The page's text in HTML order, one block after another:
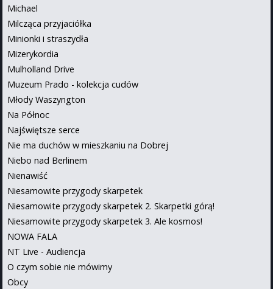
Michael
Milcząca przyjaciółka
Minionki i straszydła
Mizerykordia
Mulholland Drive
Muzeum Prado - kolekcja cudów
Młody Waszyngton
Na Północ
Najświętsze serce
Nie ma duchów w mieszkaniu na Dobrej
Niebo nad Berlinem
Nienawiść
Niesamowite przygody skarpetek
Niesamowite przygody skarpetek 2. Skarpetki górą!
Niesamowite przygody skarpetek 3. Ale kosmos!
NOWA FALA
NT Live - Audiencja
O czym sobie nie mówimy
Obcy